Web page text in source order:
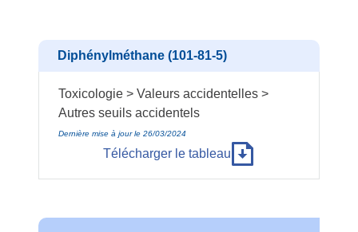
Diphénylméthane (101-81-5)
Toxicologie > Valeurs accidentelles >
Autres seuils accidentels
Dernière mise à jour le 26/03/2024
Télécharger le tableau